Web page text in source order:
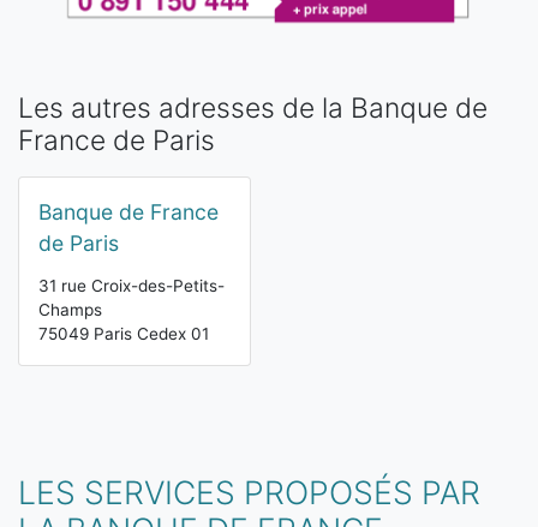
Les autres adresses de la Banque de
France de Paris
Banque de France
de Paris
31 rue Croix-des-Petits-
Champs
75049 Paris Cedex 01
LES SERVICES PROPOSÉS PAR